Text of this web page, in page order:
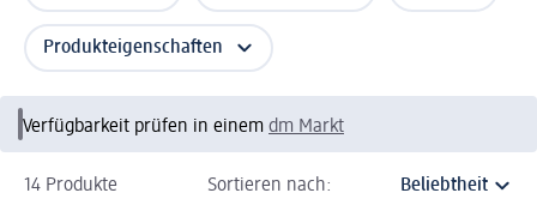
Produkteigenschaften
Verfügbarkeit prüfen in einem dm Markt
14 Produkte Sortieren nach: